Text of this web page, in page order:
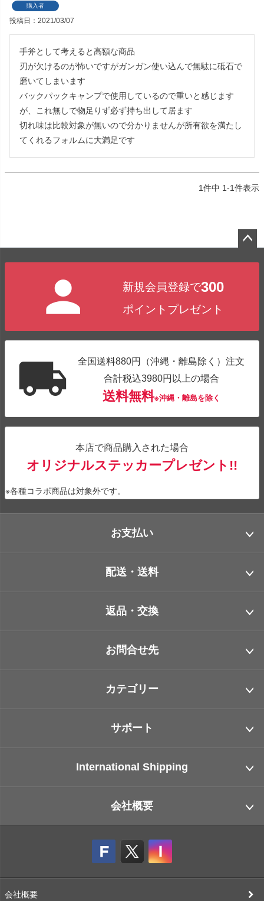
購入者
投稿日 2021/03/07
手斧として考えると高額な商品
刃が欠けるのが怖いですがガンガン使い込んで無駄に砥石で
磨いてしまいます
バックパックキャンプで使用しているので重いと感じます
が、これ無しで物足りず必ず持ち出して居ます
切れ味は比較対象が無いので分かりませんが所有欲を満たし
てくれるフォルムに大満足です
1件中 1-1件表示
新規会員登録で300
ポイントプレゼント
全国送料880円（沖縄・離島除く）注文
合計税込3980円以上の場合
送料無料※沖縄・離島を除く
本店で商品購入された場合
オリジナルステッカープレゼント!!
※各種コラボ商品は対象外です。
お支払い
配送・送料
返品・交換
お問合せ先
カテゴリー
サポート
International Shipping
会社概要
会社概要